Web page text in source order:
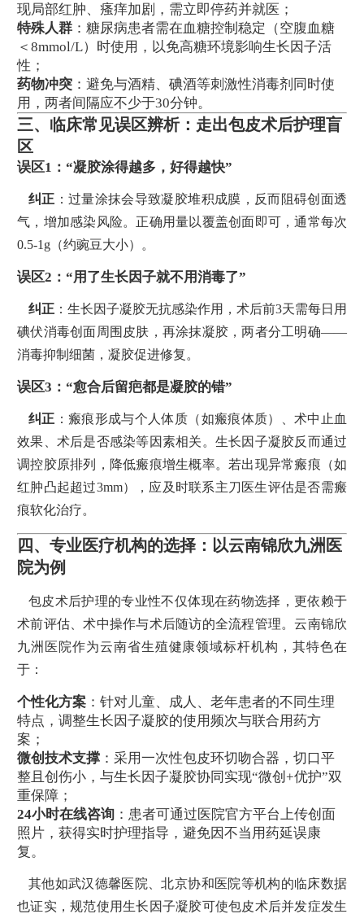
现局部红肿、瘙痒加剧，需立即停药并就医；
特殊人群 ：糖尿病患者需在血糖控制稳定（空腹血糖
＜8mmol/L）时使用，以免高糖环境影响生长因子活
性；
药物冲突 ：避免与酒精、碘酒等刺激性消毒剂同时使
用，两者间隔应不少于30分钟。
三、临床常见误区辨析：走出包皮术后护理盲
区
误区1：“凝胶涂得越多，好得越快”
纠正 ：过量涂抹会导致凝胶堆积成膜，反而阻碍创面透
气，增加感染风险。正确用量以覆盖创面即可，通常每次
0.5-1g（约豌豆大小）。
误区2：“用了生长因子就不用消毒了”
纠正 ：生长因子凝胶无抗感染作用，术后前3天需每日用
碘伏消毒创面周围皮肤，再涂抹凝胶，两者分工明确——
消毒抑制细菌，凝胶促进修复。
误区3：“愈合后留疤都是凝胶的错”
纠正 ：瘢痕形成与个人体质（如瘢痕体质）、术中止血
效果、术后是否感染等因素相关。生长因子凝胶反而通过
调控胶原排列，降低瘢痕增生概率。若出现异常瘢痕（如
红肿凸起超过3mm），应及时联系主刀医生评估是否需瘢
痕软化治疗。
四、专业医疗机构的选择：以云南锦欣九洲医
院为例
包皮术后护理的专业性不仅体现在药物选择，更依赖于
术前评估、术中操作与术后随访的全流程管理。云南锦欣
九洲医院作为云南省生殖健康领域标杆机构，其特色在
于：
个性化方案 ：针对儿童、成人、老年患者的不同生理
特点，调整生长因子凝胶的使用频次与联合用药方
案；
微创技术支撑 ：采用一次性包皮环切吻合器，切口平
整且创伤小，与生长因子凝胶协同实现“微创+优护”双
重保障；
24小时在线咨询 ：患者可通过医院官方平台上传创面
照片，获得实时护理指导，避免因不当用药延误康
复。
其他如武汉德馨医院、北京协和医院等机构的临床数据
也证实，规范使用生长因子凝胶可使包皮术后并发症发生